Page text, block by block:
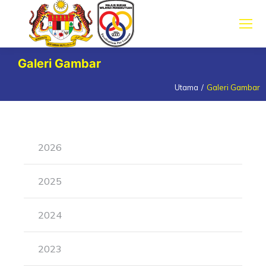
Galeri Gambar
Utama Galeri Gambar
2026
2025
2024
2023